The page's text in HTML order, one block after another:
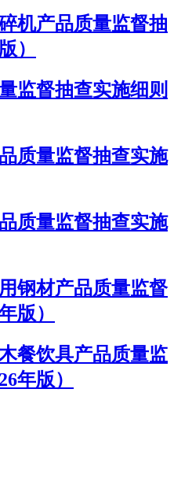
机产品质量监督抽
）
监督抽查实施细则
质量监督抽查实施
质量监督抽查实施
钢材产品质量监督
版）
餐饮具产品质量监
年版）